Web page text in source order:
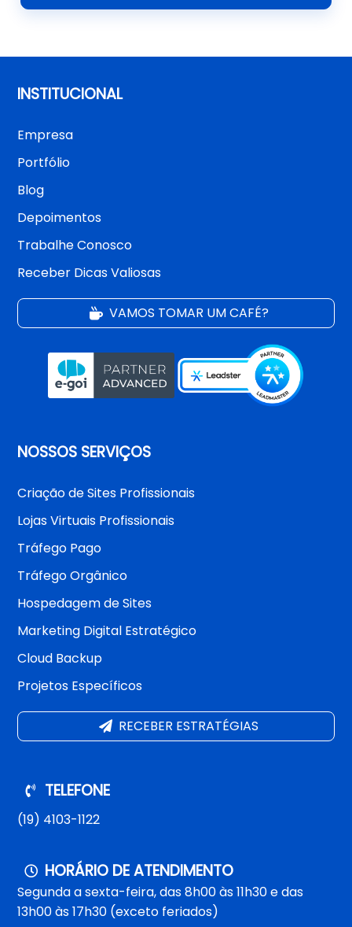
INSTITUCIONAL
Empresa
Portfólio
Blog
Depoimentos
Trabalhe Conosco
Receber Dicas Valiosas
VAMOS TOMAR UM CAFÉ?
NOSSOS SERVIÇOS
Criação de Sites Profissionais
Lojas Virtuais Profissionais
Tráfego Pago
Tráfego Orgânico
Hospedagem de Sites
Marketing Digital Estratégico
Cloud Backup
Projetos Específicos
RECEBER ESTRATÉGIAS
TELEFONE
(19) 4103-1122
HORÁRIO DE ATENDIMENTO
Segunda a sexta-feira, das 8h00 às 11h30 e das
13h00 às 17h30 (exceto feriados)